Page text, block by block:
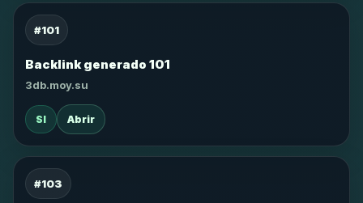
#101
Backlink generado 101
3db.moy.su
SI Abrir
#103